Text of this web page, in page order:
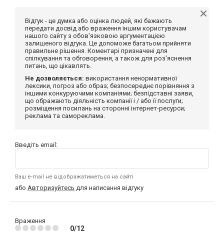
Відгук - це думка або оцінка людей, які бажають
передати досвід або враження іншим користувачам
нашого сайту з обов'язковою аргументацією
залишеного відгука. Це допоможе багатьом прийняти
правильне рішення. Коментарі призначені для
спілкування та обговорення, а також для роз'яснення
питань, що цікавлять.
Не дозволяється: використання ненормативної
лексики, погроз або образ; безпосереднє порівняння з
іншими конкуруючими компаніями; безпідставні заяви,
що ображають діяльність компанії і / або її послуги;
розміщення посилань на сторонні інтернет-ресурси;
реклама та самореклама.
Введіть email:
Ваш e-mail не відображатиметься на сайті
або Авторизуйтесь для написання відгуку
Враження
0/12